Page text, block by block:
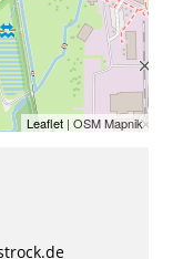
Leaflet | OSM Mapnik